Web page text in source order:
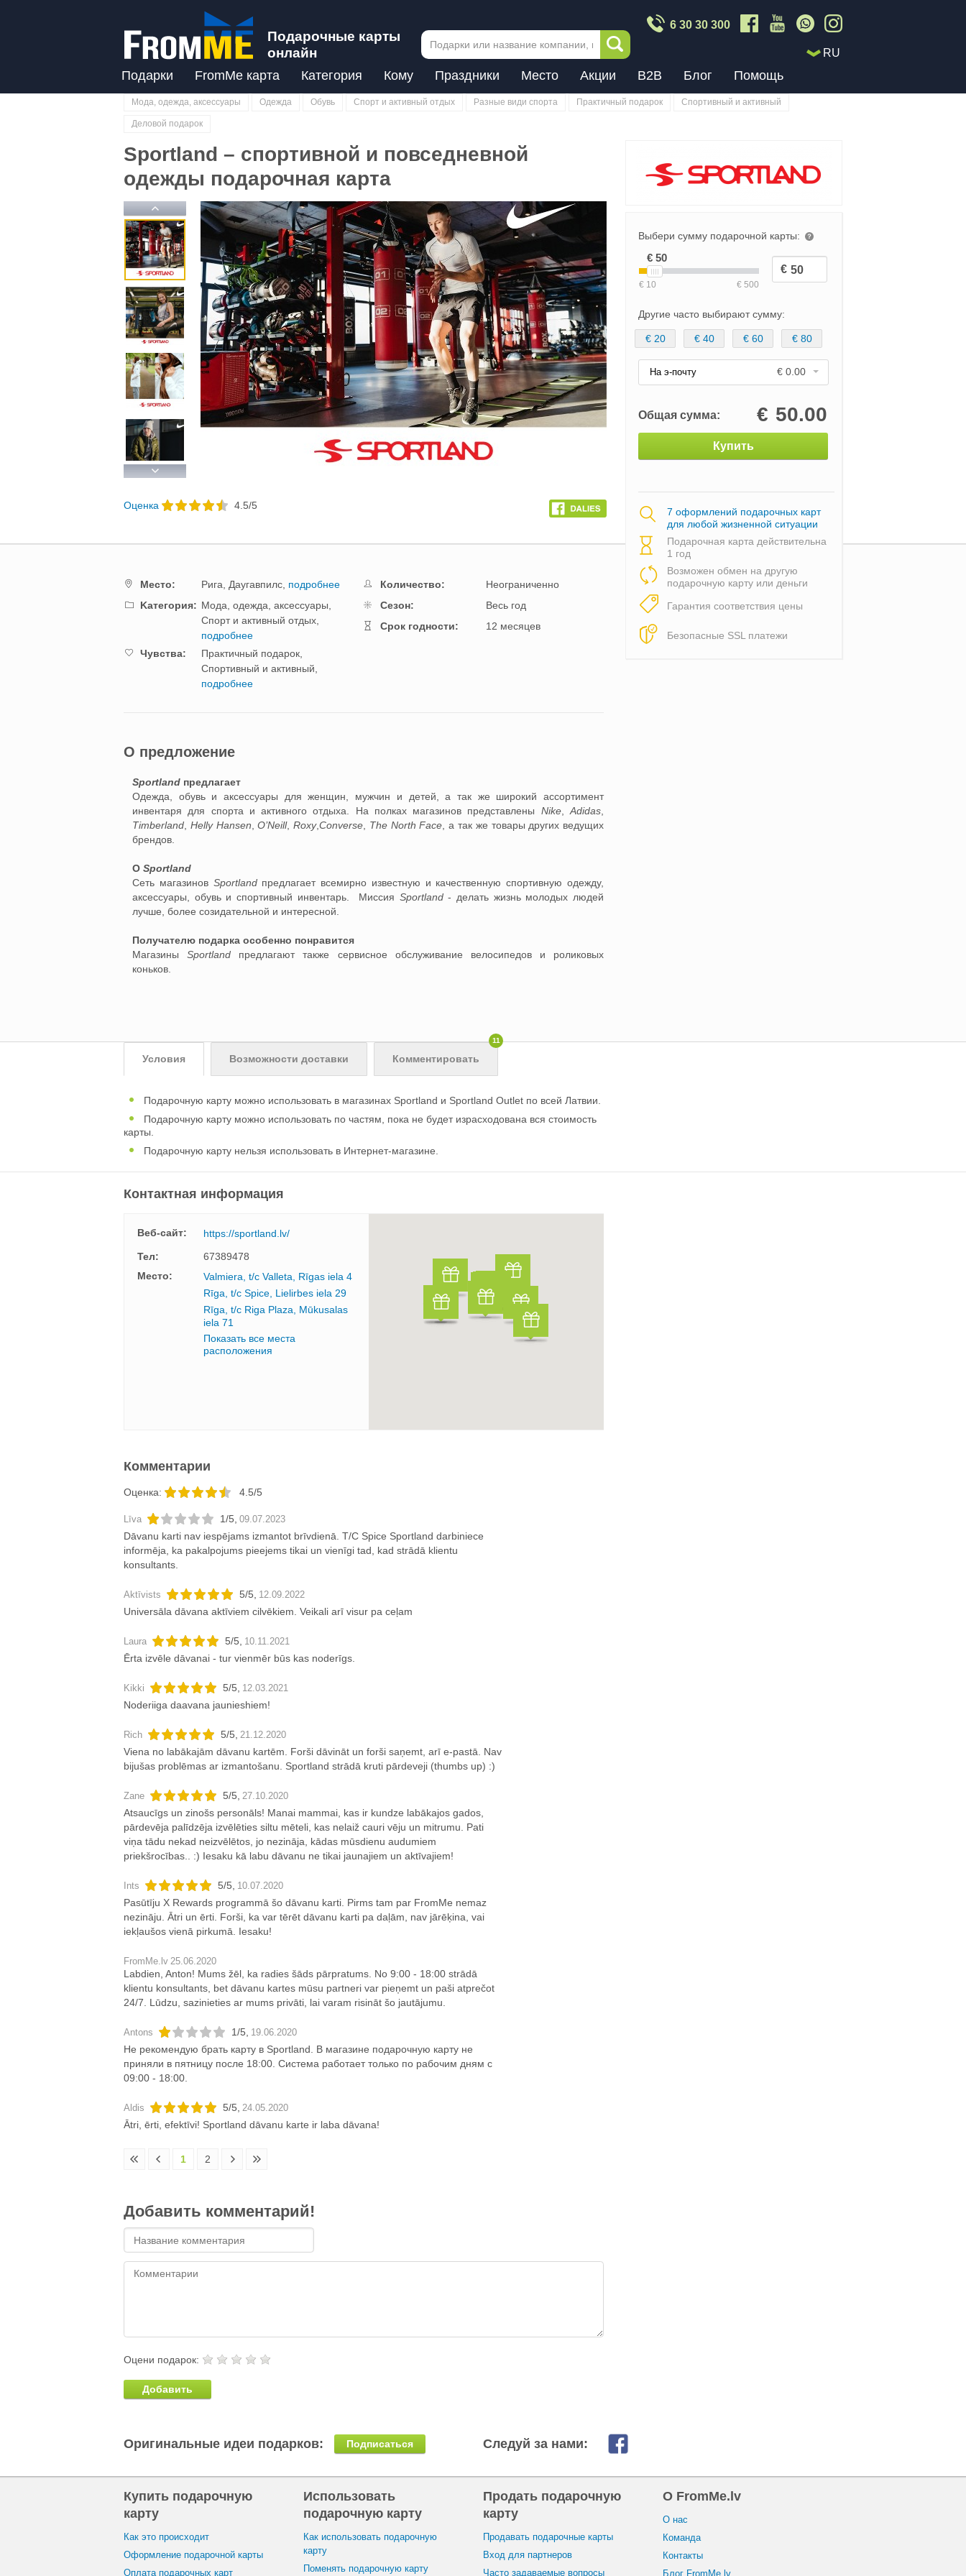
Подарочные карты
онлайн
6 30 30 300
RU
Подарки FromMe карта Категория Кому Праздники Место Акции B2B Блог Помощь
Мода, одежда, аксессуары Одежда Обувь Спорт и активный отдых Разные види спорта Практичный подарок Спортивный и активный
Деловой подарок
Sportland – спортивной и повседневной
одежды подарочная карта
Previous
Next
Previous Next
Oценка 4.5/5
Выбери сумму подарочной карты:
Другие часто выбирают сумму:
€ 20 € 40 € 60 € 80
На э-почту € 0.00
Общая сумма: 50.00
€
Купить
7 оформлений подарочных карт
для любой жизненной ситуации
Подарочная карта действительна
1 год
Возможен обмен на другую
подарочную карту или деньги
Гарантия соответствия цены
Безопасные SSL платежи
Mестo: Рига, Даугавпилс, подробнее
Kатегория: Мода, одежда, аксессуары,
Спорт и активный отдых,
подробнее
Чувства:
Практичный подарок,
Спортивный и активный,
подробнее
Количество:
Неограниченно
Cезон:
Весь год
Cрок годности:
12 месяцев
О предложение
Sportland предлагает
Одежда, обувь и аксессуары для женщин, мужчин и детей, а так же широкий ассортимент
инвентаря для спорта и активного отдыха. На полках магазинов представлены Nike,Adidas
Timberland Helly Hansen ,O’Neill,Roxy,Converse The North Face , а так же товары других ведущих
брендов.
О Sportland
Сеть магазинов Sportland предлагает всемирно известную и качественную спортивную одежду,
аксессуары, обувь и спортивный инвентарь.
Миссия Sportland - делать жизнь молодых людей
лучше, более созидательной и интересной.
Получателю подарка особенно понравится
МагазиныSportland предлагают также сервисное обслуживание велосипедов и роликовых
коньков.
Условия Возможности доставки Комментировать
11
Подарочную карту можно использовать в магазинах Sportland и Sportland Outlet по всей Латвии.
Подарочную карту можно использовать по частям, пока не будет израсходована вся стоимость
карты.
Подарочную карту нельзя использовать в Интернет-магазине.
Контактная информация
Веб-сайт:
https://sportland.lv/
Тел:
67389478
Mесто:
Valmiera, t/c Valleta, Rīgas iela 4
Rīga, t/c Spice, Lielirbes iela 29
Rīga, t/c Riga Plaza, Mūkusalas
iela 71
Показать все места
расположения
Комментарии
Oценка: 4.5/5
Līva 1/5 09.07.2023
Dāvanu karti nav iespējams izmantot brīvdienā. T/C Spice Sportland darbiniece
informēja, ka pakalpojums pieejems tikai un vienīgi tad, kad strādā klientu
konsultants.
Aktīvists 5/5 12.09.2022
Universāla dāvana aktīviem cilvēkiem. Veikali arī visur pa ceļam
Laura 5/5 10.11.2021
Ērta izvēle dāvanai - tur vienmēr būs kas noderīgs.
Kikki 5/5 12.03.2021
Noderiiga daavana jaunieshiem!
Rich 5/5 21.12.2020
Viena no labākajām dāvanu kartēm. Forši dāvināt un forši saņemt, arī e-pastā. Nav
bijušas problēmas ar izmantošanu. Sportland strādā kruti pārdeveji (thumbs up) :)
Zane 5/5 27.10.2020
Atsaucīgs un zinošs personāls! Manai mammai, kas ir kundze labākajos gados,
pārdevēja palīdzēja izvēlēties siltu mēteli, kas nelaiž cauri vēju un mitrumu. Pati
viņa tādu nekad neizvēlētos, jo nezināja, kādas mūsdienu audumiem
priekšrocības.. :) Iesaku kā labu dāvanu ne tikai jaunajiem un aktīvajiem!
Ints 5/5 10.07.2020
Pasūtīju X Rewards programmā šo dāvanu karti. Pirms tam par FromMe nemaz
nezināju. Ātri un ērti. Forši, ka var tērēt dāvanu karti pa daļām, nav jārēķina, vai
iekļaušos vienā pirkumā. Iesaku!
FromMe.lv 25.06.2020
Labdien, Anton! Mums žēl, ka radies šāds pārpratums. No 9:00 - 18:00 strādā
klientu konsultants, bet dāvanu kartes mūsu partneri var pieņemt un paši atprečot
24/7. Lūdzu, sazinieties ar mums privāti, lai varam risināt šo jautājumu.
Antons 1/5 19.06.2020
Не рекомендую брать карту в Sportland. В магазине подарочную карту не
приняли в пятницу после 18:00. Система работает только по рабочим дням с
09:00 - 18:00.
Aldis 5/5 24.05.2020
Ātri, ērti, efektīvi! Sportland dāvanu karte ir laba dāvana!
1 2
Добавить комментарий!
Оцени подарок:
Добавить
Следуй за нами:
Оригинальные идеи подарков: Подписаться
Купить подарочную
карту
Как это происходит
Оформление подарочной карты
Оплата подарочных карт
Использовать
подарочную карту
Как использовать подарочную
карту
Поменять подарочную карту
Продать подарочную
карту
Продавать подарочные карты
Вход для партнеров
Часто задаваемые вопросы
O FromMe.lv
O нас
Команда
Контакты
Блог FromMe.lv